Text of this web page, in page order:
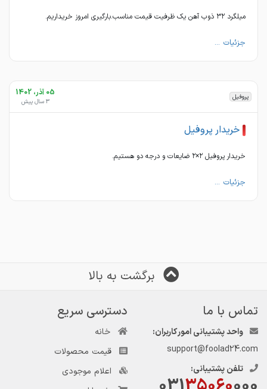
میلگرد ۳۲ ذوب آهن یک ظرفیت قیمت مناسب.بارگیری امروز خریداریم.
جزئیات ...
پروفیل 05 آذر، 1402
3 سال پیش
خریدار پروفیل
خریدار پروفیل ۲×۲ ضایعات و درجه دو هستیم.
جزئیات ...
برگشت به بالا
تماس با ما
واحد پشتیبانی امور کاربران:
support@foolad24.com
تلفن پشتیبانی:
دسترسی سریع
خانه
قیمت محصولات
اعلام موجودی